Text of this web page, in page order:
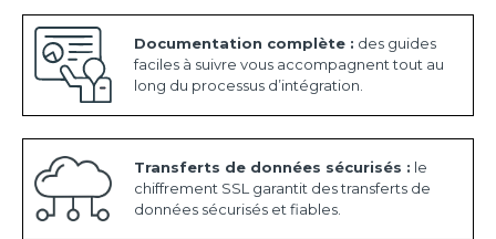
Documentation complète : des guides
faciles à suivre vous accompagnent tout au
long du processus d’intégration.
Transferts de données sécurisés : le
chiffrement SSL garantit des transferts de
données sécurisés et fiables.